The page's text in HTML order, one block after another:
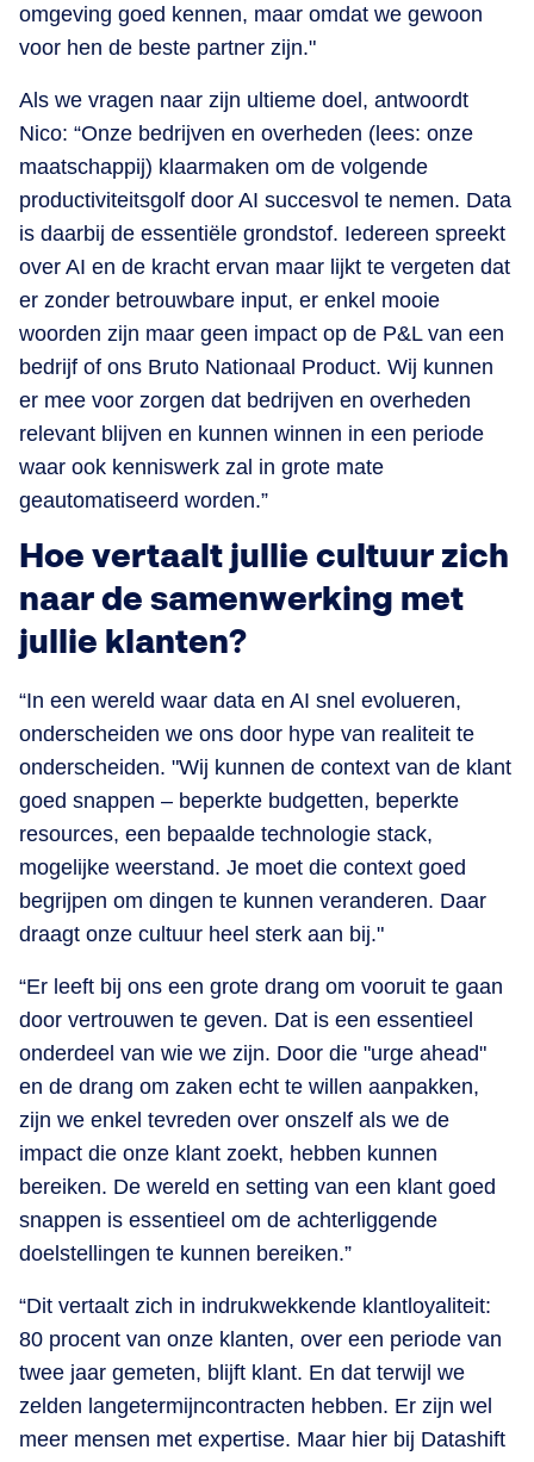
omgeving goed kennen, maar omdat we gewoon
voor hen de beste partner zijn."
Als we vragen naar zijn ultieme doel, antwoordt
Nico: “Onze bedrijven en overheden (lees: onze
maatschappij) klaarmaken om de volgende
productiviteitsgolf door AI succesvol te nemen. Data
is daarbij de essentiële grondstof. Iedereen spreekt
over AI en de kracht ervan maar lijkt te vergeten dat
er zonder betrouwbare input, er enkel mooie
woorden zijn maar geen impact op de P&L van een
bedrijf of ons Bruto Nationaal Product. Wij kunnen
er mee voor zorgen dat bedrijven en overheden
relevant blijven en kunnen winnen in een periode
waar ook kenniswerk zal in grote mate
geautomatiseerd worden.”
Hoe vertaalt jullie cultuur zich
naar de samenwerking met
jullie klanten?
“In een wereld waar data en AI snel evolueren,
onderscheiden we ons door hype van realiteit te
onderscheiden. "Wij kunnen de context van de klant
goed snappen – beperkte budgetten, beperkte
resources, een bepaalde technologie stack,
mogelijke weerstand. Je moet die context goed
begrijpen om dingen te kunnen veranderen. Daar
draagt onze cultuur heel sterk aan bij."
“Er leeft bij ons een grote drang om vooruit te gaan
door vertrouwen te geven. Dat is een essentieel
onderdeel van wie we zijn. Door die "urge ahead"
en de drang om zaken echt te willen aanpakken,
zijn we enkel tevreden over onszelf als we de
impact die onze klant zoekt, hebben kunnen
bereiken. De wereld en setting van een klant goed
snappen is essentieel om de achterliggende
doelstellingen te kunnen bereiken.”
“Dit vertaalt zich in indrukwekkende klantloyaliteit:
80 procent van onze klanten, over een periode van
twee jaar gemeten, blijft klant. En dat terwijl we
zelden langetermijncontracten hebben. Er zijn wel
meer mensen met expertise. Maar hier bij Datashift